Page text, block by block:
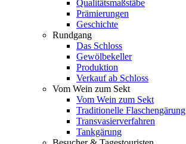
Qualitätsmaßstäbe
Prämierungen
Geschichte
Rundgang
Das Schloss
Gewölbekeller
Produktion
Verkauf ab Schloss
Vom Wein zum Sekt
Vom Wein zum Sekt
Traditionelle Flaschengärung
Transvasierverfahren
Tankgärung